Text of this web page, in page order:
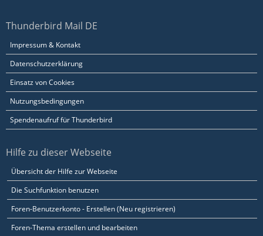
Thunderbird Mail DE
Impressum & Kontakt
Datenschutzerklärung
Einsatz von Cookies
Nutzungsbedingungen
Spendenaufruf für Thunderbird
Hilfe zu dieser Webseite
Übersicht der Hilfe zur Webseite
Die Suchfunktion benutzen
Foren-Benutzerkonto - Erstellen (Neu registrieren)
Foren-Thema erstellen und bearbeiten